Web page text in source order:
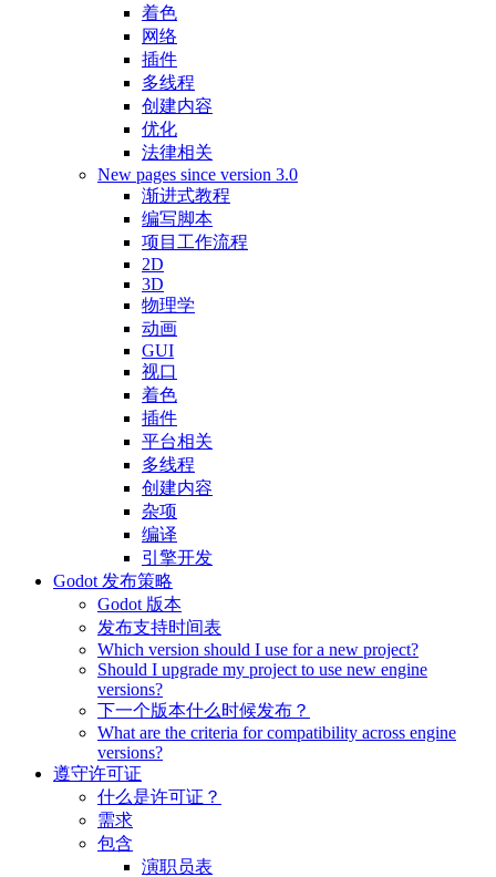
着色
网络
插件
多线程
创建内容
优化
法律相关
New pages since version 3.0
渐进式教程
编写脚本
项目工作流程
2D
3D
物理学
动画
GUI
视口
着色
插件
平台相关
多线程
创建内容
杂项
编译
引擎开发
Godot 发布策略
Godot 版本
发布支持时间表
Which version should I use for a new project?
Should I upgrade my project to use new engine
versions?
下一个版本什么时候发布？
What are the criteria for compatibility across engine
versions?
遵守许可证
什么是许可证？
需求
包含
演职员表